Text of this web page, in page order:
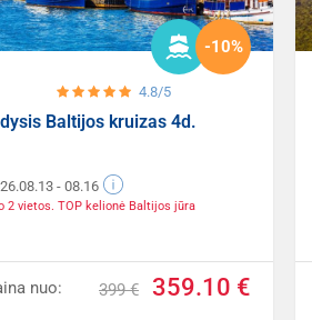
4.8/5
-10%
Baltijos kruizas 4d.
- 08.16
2 vietos. TOP kelionė Baltijos jūra
nuo: 399 € 359.10 €